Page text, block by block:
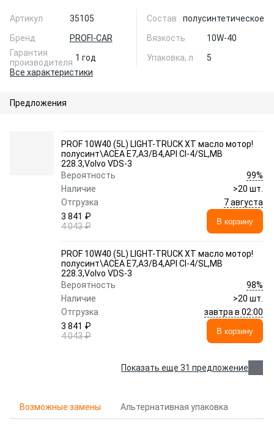
Артикул
35105
Бренд
PROFI-CAR
Гарантия
производителя 1 год
Состав
полусинтетическое
Вязкость
10W-40
Упаковка, л
5
Все характеристики
Предложения
PROF 10W40 (5L) LIGHT-TRUCK XT масло мотор!
полусинт\ACEA E7,A3/B4,API CI-4/SL,MB
228.3,Volvo VDS-3
Вероятность
99%
Наличие
>20 шт.
Отгрузка
7 августа
3 841 ₽
4 043 ₽
В корзину
PROF 10W40 (5L) LIGHT-TRUCK XT масло мотор!
полусинт\ACEA E7,A3/B4,API CI-4/SL,MB
228.3,Volvo VDS-3
Вероятность
98%
Наличие
>20 шт.
Отгрузка
завтра в 02:00
3 841 ₽
4 043 ₽
В корзину
Показать еще 31 предложение
Возможные замены Альтернативная упаковка